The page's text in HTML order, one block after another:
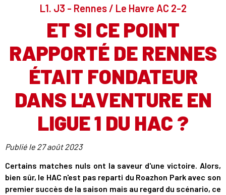
L1. J3 - Rennes / Le Havre AC 2-2
ET SI CE POINT
RAPPORTÉ DE RENNES
ÉTAIT FONDATEUR
DANS L'AVENTURE EN
LIGUE 1 DU HAC ?
Publié le 27 août 2023
Certains matches nuls ont la saveur d'une victoire. Alors,
bien sûr, le HAC n'est pas reparti du Roazhon Park avec son
premier succès de la saison mais au regard du scénario, ce